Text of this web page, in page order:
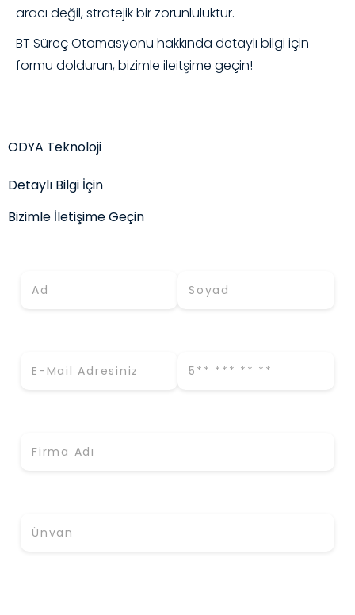
aracı değil, stratejik bir zorunluluktur.
BT Süreç Otomasyonu hakkında detaylı bilgi için
formu doldurun, bizimle ileitşime geçin!
ODYA Teknoloji
Detaylı Bilgi İçin
Bizimle İletişime Geçin